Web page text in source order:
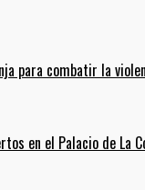
para combatir la
en el Palacio de La